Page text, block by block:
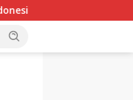
Krisis Komunikasi